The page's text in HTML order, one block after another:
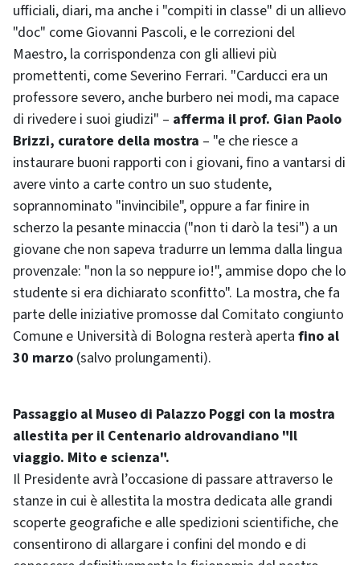
ufficiali, diari, ma anche i "compiti in classe" di un allievo
"doc" come Giovanni Pascoli, e le correzioni del
Maestro, la corrispondenza con gli allievi più
promettenti, come Severino Ferrari. "Carducci era un
professore severo, anche burbero nei modi, ma capace
di rivedere i suoi giudizi" – afferma il prof. Gian Paolo
Brizzi, curatore della mostra – "e che riesce a
instaurare buoni rapporti con i giovani, fino a vantarsi di
avere vinto a carte contro un suo studente,
soprannominato "invincibile", oppure a far finire in
scherzo la pesante minaccia ("non ti darò la tesi") a un
giovane che non sapeva tradurre un lemma dalla lingua
provenzale: "non la so neppure io!", ammise dopo che lo
studente si era dichiarato sconfitto". La mostra, che fa
parte delle iniziative promosse dal Comitato congiunto
Comune e Università di Bologna resterà aperta fino al
30 marzo (salvo prolungamenti).
Passaggio al Museo di Palazzo Poggi con la mostra
allestita per il Centenario aldrovandiano "Il
viaggio. Mito e scienza".
Il Presidente avrà l’occasione di passare attraverso le
stanze in cui è allestita la mostra dedicata alle grandi
scoperte geografiche e alle spedizioni scientifiche, che
consentirono di allargare i confini del mondo e di